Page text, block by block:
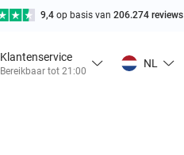
9,4 op basis van 206.274 reviews
Klantenservice
Bereikbaar tot 21:00
NL